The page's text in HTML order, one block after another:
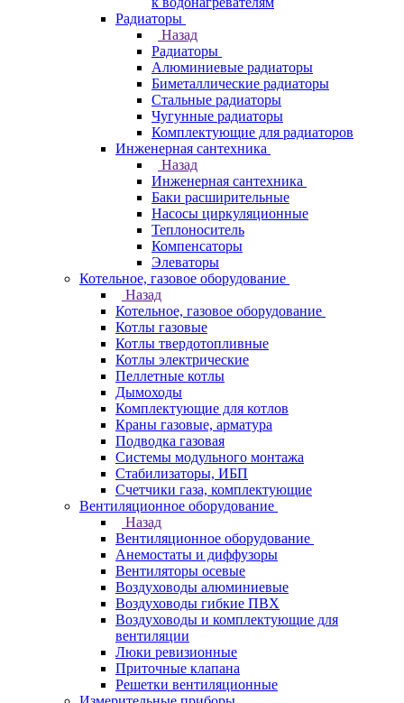
Радиаторы
Назад
Радиаторы
Алюминиевые радиаторы
Биметаллические радиаторы
Стальные радиаторы
Чугунные радиаторы
Комплектующие для радиаторов
Инженерная сантехника
Назад
Инженерная сантехника
Баки расширительные
Насосы циркуляционные
Теплоноситель
Компенсаторы
Элеваторы
Котельное, газовое оборудование
Назад
Котельное, газовое оборудование
Котлы газовые
Котлы твердотопливные
Котлы электрические
Пеллетные котлы
Дымоходы
Комплектующие для котлов
Краны газовые, арматура
Подводка газовая
Системы модульного монтажа
Стабилизаторы, ИБП
Счетчики газа, комплектующие
Вентиляционное оборудование
Назад
Вентиляционное оборудование
Анемостаты и диффузоры
Вентиляторы осевые
Воздуховоды алюминиевые
Воздуховоды гибкие ПВХ
Воздуховоды и комплектующие для
вентиляции
Люки ревизионные
Приточные клапана
Решетки вентиляционные